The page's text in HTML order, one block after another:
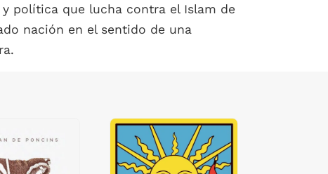
política que lucha contra el Islam de
nación en el sentido de una